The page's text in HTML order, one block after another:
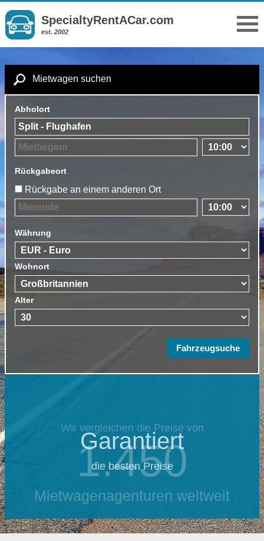
SpecialtyRentACar.com
est. 2002
Mietwagen suchen
Abholort
Rückgabeort
Rückgabe an einem anderen Ort
Währung
Wohnort
Alter
Wir vergleichen die Preise von
1.450
Mietwagenagenturen weltweit
Garantiert
die besten Preise